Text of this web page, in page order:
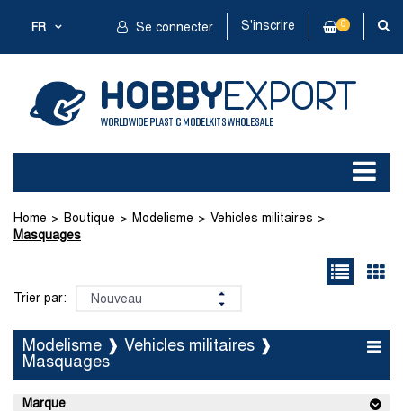
FR Se connecter S'inscrire 0
Home Boutique Modelisme
Vehicles militaires
Masquages
Trier par:
Modelisme ❱ Vehicles militaires ❱
Masquages
Marque